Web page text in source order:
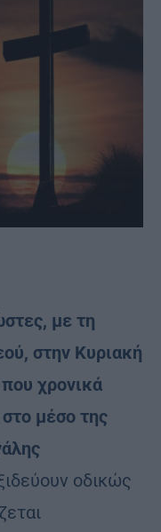
με τη
στην Κυριακή
χρονικά
μέσο της
οδικώς